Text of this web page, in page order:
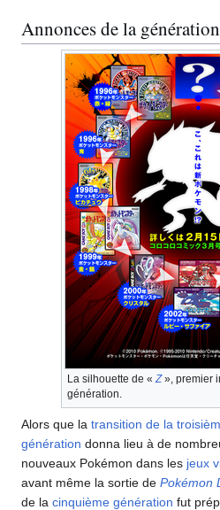
Annonces de la
La silhouette de « Z », premier
génération.
Alors que la transition de la
génération donna lieu à de
nouveaux Pokémon dans les jeux
avant même la sortie de Pokémon
de la cinquième génération fut